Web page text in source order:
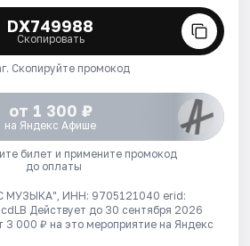
DX749988
Скопировать
Скопируйте промокод
от 1 300 ₽
на Яндекс Афише
билет и примените промокод
до оплаты
МУЗЫКА", ИНН: 9705121040 erid:
Действует до 30 сентября 2026
3 000 ₽ на это мероприятие на Яндекс